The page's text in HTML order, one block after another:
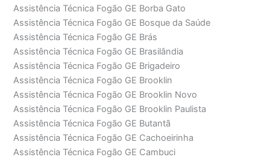
Assistência Técnica Fogão GE Borba Gato
Assistência Técnica Fogão GE Bosque da Saúde
Assistência Técnica Fogão GE Brás
Assistência Técnica Fogão GE Brasilândia
Assistência Técnica Fogão GE Brigadeiro
Assistência Técnica Fogão GE Brooklin
Assistência Técnica Fogão GE Brooklin Novo
Assistência Técnica Fogão GE Brooklin Paulista
Assistência Técnica Fogão GE Butantã
Assistência Técnica Fogão GE Cachoeirinha
Assistência Técnica Fogão GE Cambuci